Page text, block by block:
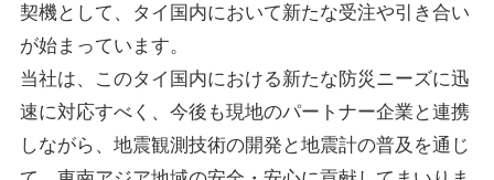
契機として、タイ国内において新たな受注や引き合い
が始まっています。
当社は、このタイ国内における新たな防災ニーズに迅
速に対応すべく、今後も現地のパートナー企業と連携
しながら、地震観測技術の開発と地震計の普及を通じ